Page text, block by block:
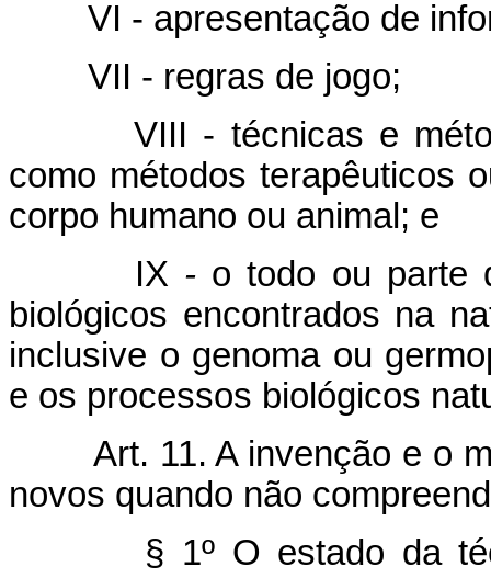
VI - apresentação de
VII - regras de jogo;
VIII - técnicas e
como métodos terapêuticos
corpo humano ou animal; e
IX -o todo ou parte
biológicos encontrados na
inclusive o genoma ou
e os processos biológicos
Art. 11. A invenção e o
novos quando não
§ 1º O estado da